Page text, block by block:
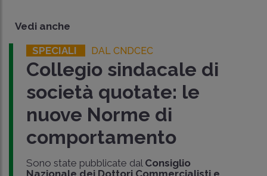
Vedi anche
SPECIALI DAL CNDCEC
Collegio sindacale di
società quotate: le
nuove Norme di
comportamento
Sono state pubblicate dal Consiglio
Nazionale dei Dottori Commercialisti e